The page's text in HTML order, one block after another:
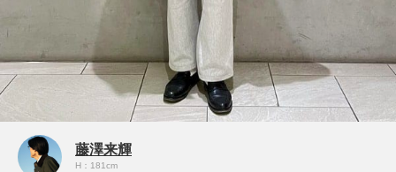
藤澤来輝
H：181cm